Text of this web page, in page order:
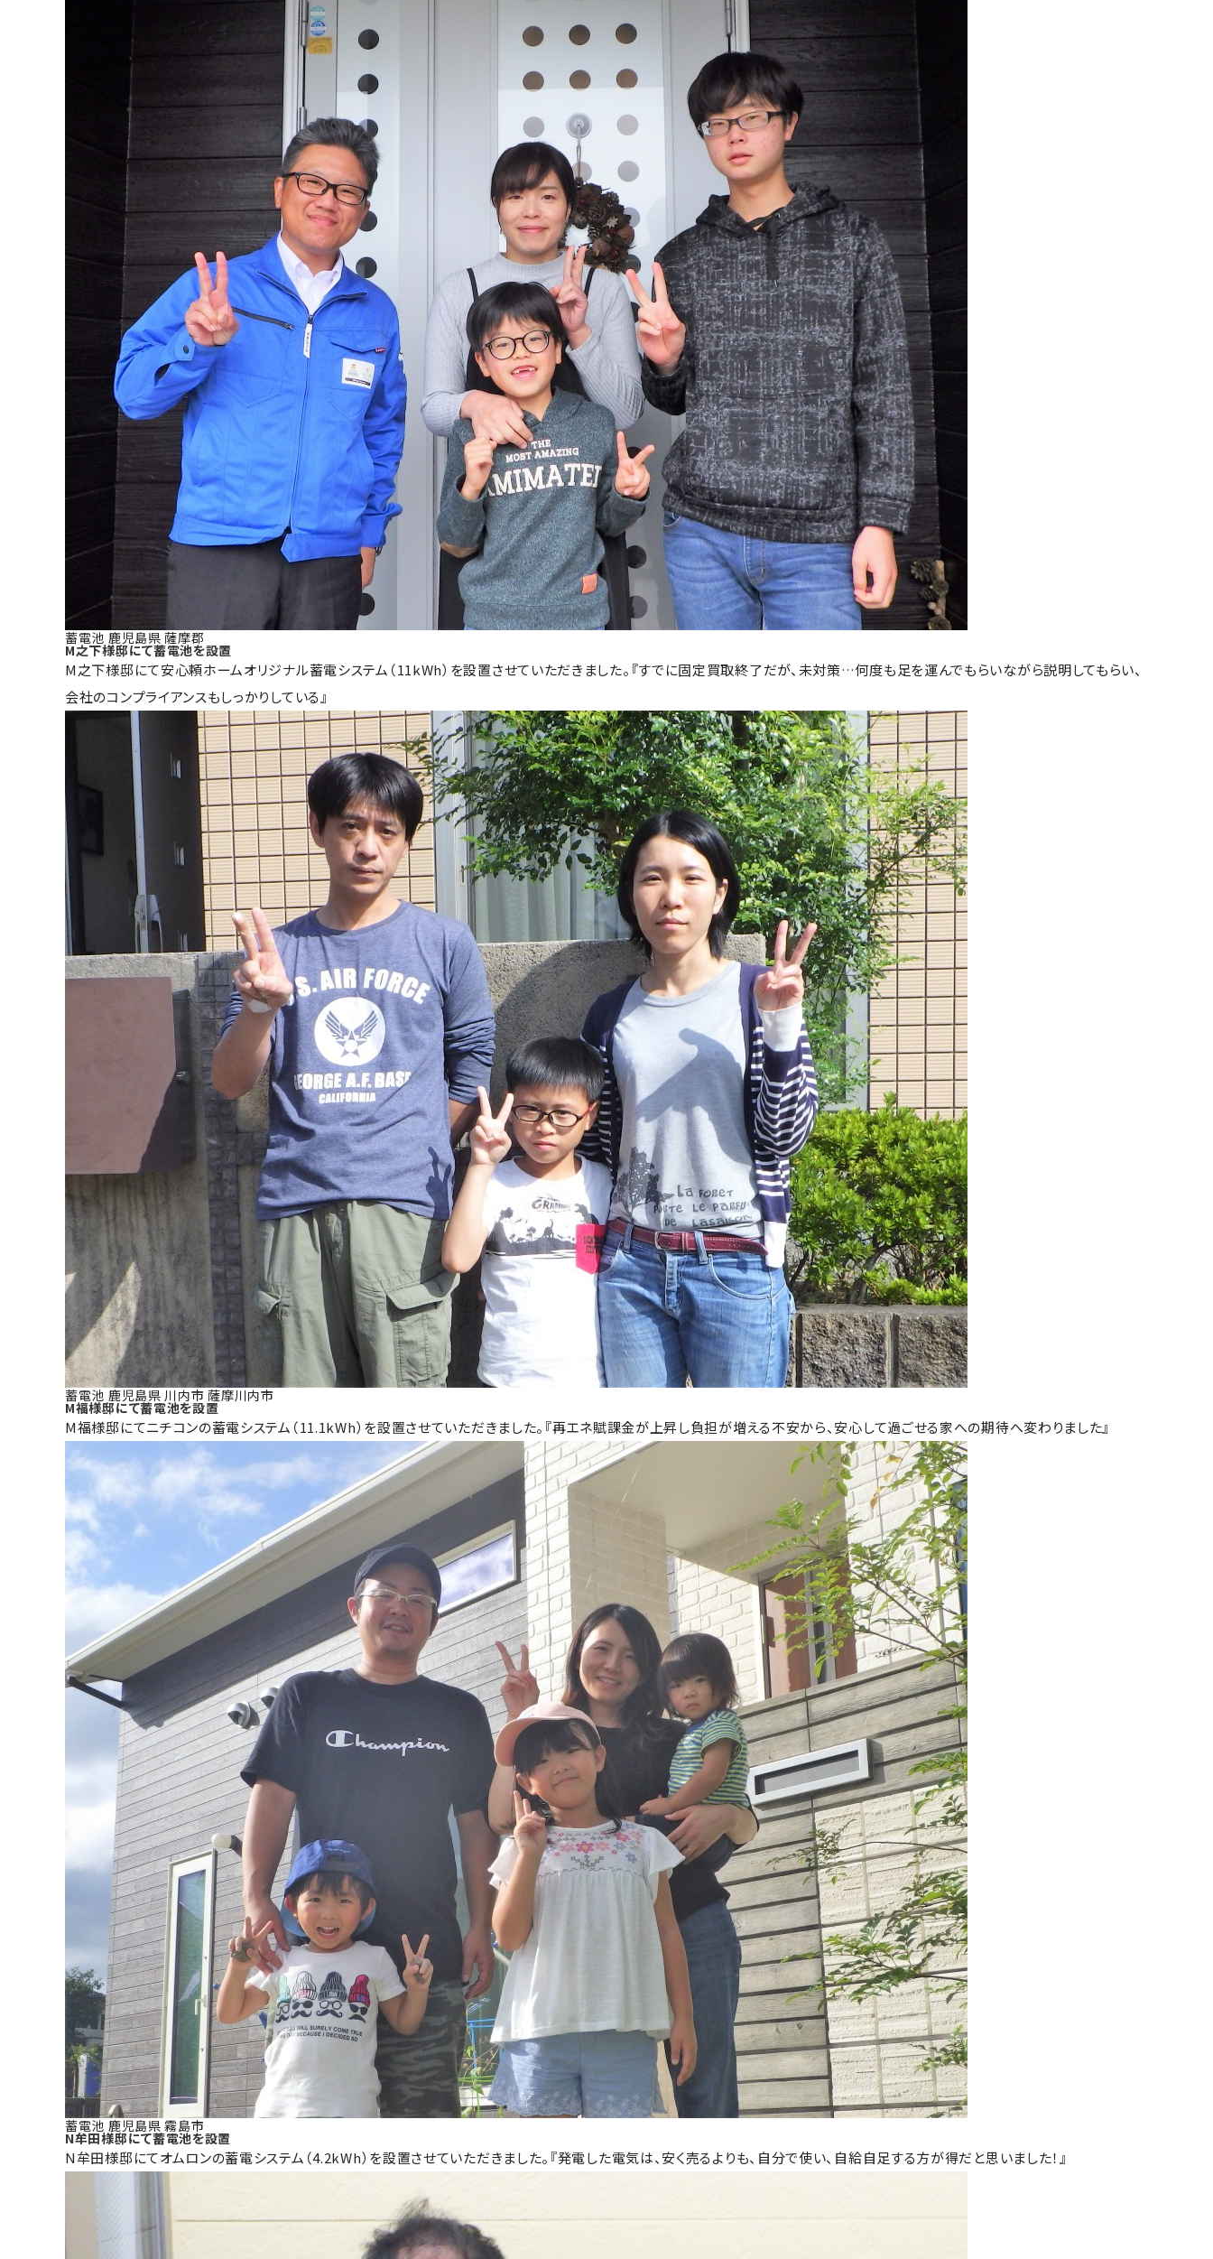
蓄電池 鹿児島県 薩摩郡
M之下様邸にて蓄電池を設置
M之下様邸にて安心頼ホームオリジナル蓄電システム（11kWh）を設置させていただきました。『すでに固定買取終了だが、未対策…何度も足を運んでもらいながら説明してもらい、
会社のコンプライアンスもしっかりしている』
蓄電池 鹿児島県 川内市 薩摩川内市
M福様邸にて蓄電池を設置
M福様邸にてニチコンの蓄電システム（11.1kWh）を設置させていただきました。『再エネ賦課金が上昇し負担が増える不安から、安心して過ごせる家への期待へ変わりました』
蓄電池 鹿児島県 霧島市
N牟田様邸にて蓄電池を設置
N牟田様邸にてオムロンの蓄電システム（4.2kWh）を設置させていただきました。『発電した電気は、安く売るよりも、自分で使い、自給自足する方が得だと思いました！』